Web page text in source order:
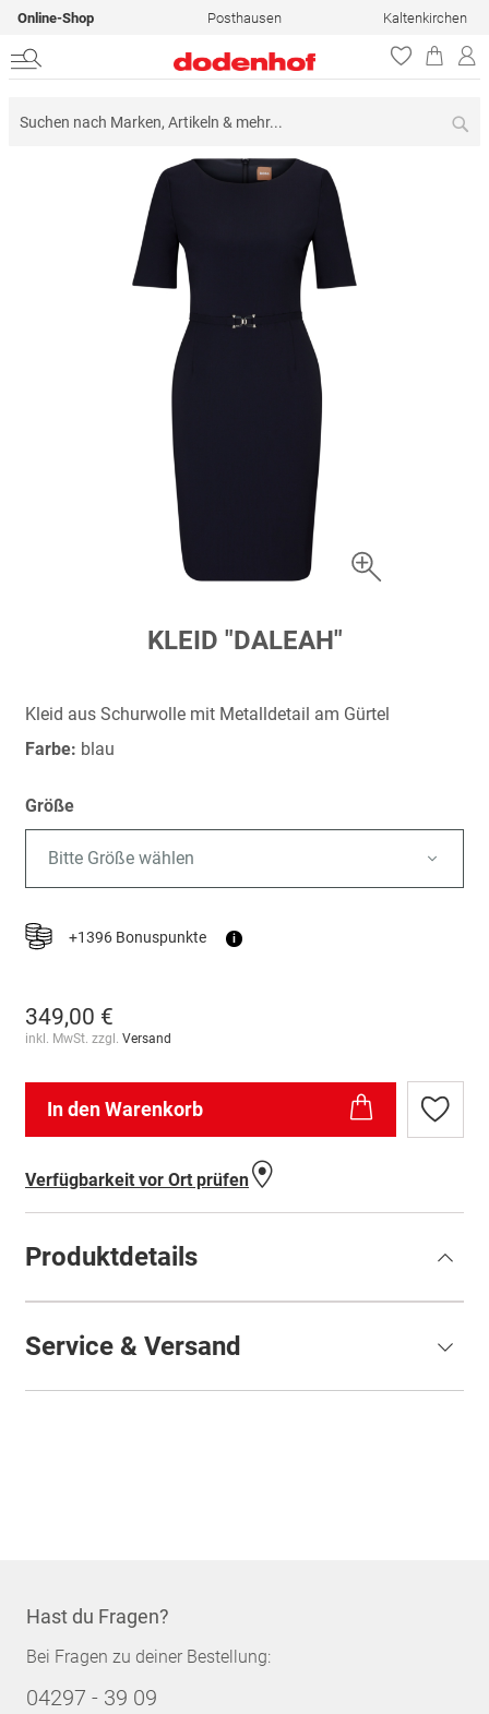
Online-Shop Posthausen Kaltenkirchen
springen
KLEID "DALEAH"
Kleid aus Schurwolle mit Metalldetail am Gürtel
Farbe: blau
Größe
Bitte Größe wählen
+1396 Bonuspunkte i
349,00 €
inkl. MwSt. zzgl. Versand
In den Warenkorb
Zur
Verfügbarkeit vor Ort prüfen
Produktdetails
Service & Versand
Hast du Fragen?
Bei Fragen zu deiner Bestellung:
04297 - 39 09